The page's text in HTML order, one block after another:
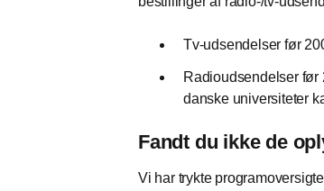
Tv-udsendelser før
Radioudsendelser før
danske universiteter
Fandt du ikke de
Vi har trykte